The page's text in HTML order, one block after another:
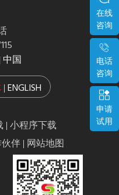
在线
咨询
电话
咨询
申请
试用
中国
| ENGLISH
| 小程序下载
伴 | 网站地图